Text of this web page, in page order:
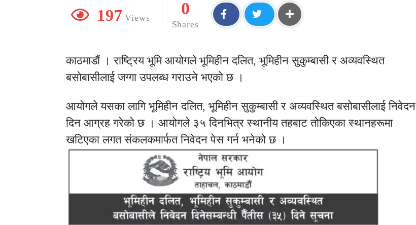
197 Views
0
Shares
काठमाडौं । राष्ट्रिय भूमि आयोगले भूमिहीन दलित, भूमिहीन सुकुम्बासी र अव्यवस्थित
बसोबासीलाई जग्गा उपलब्ध गराउने भएको छ ।
आयोगले यसका लागि भूमिहीन दलित, भूमिहीन सुकुम्बासी र अव्यवस्थित बसोबासीलाई निवेदन
दिन आग्रह गरेको छ । आयोगले ३५ दिनभित्र स्थानीय तहबाट तोकिएका स्थानहरूमा
खटिएका लगत संकलकमार्फत निवेदन पेस गर्न भनेको छ ।